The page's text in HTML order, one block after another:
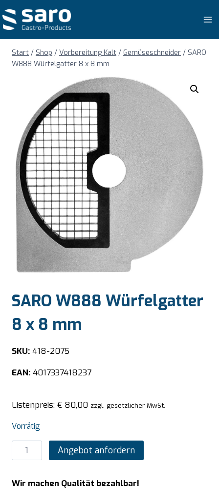
Inhalt
springen
Start / Shop / Vorbereitung Kalt / Gemüseschneider / SARO
W888 Würfelgatter 8 x 8 mm
SARO W888 Würfelgatter
8 x 8 mm
SKU: 418-2075
EAN: 4017337418237
Listenpreis: € 80,00 zzgl. gesetzlicher MwSt.
Vorrätig
SARO
W888
8
Angebot anfordern
Wir machen Qualität bezahlbar!